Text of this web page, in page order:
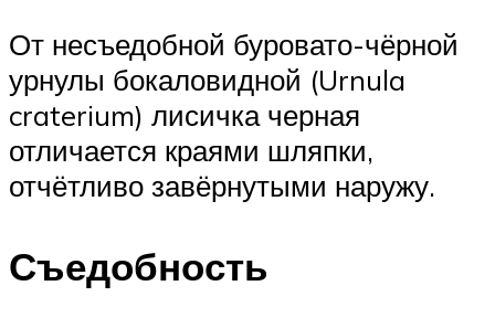
От несъедобной буровато-чёрной
урнулы бокаловидной (Urnula
craterium) лисичка черная
отличается краями шляпки,
отчётливо завёрнутыми наружу.
Съедобность